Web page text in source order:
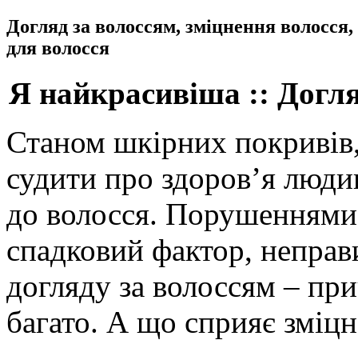
Догляд за волоссям, зміцнення
для волосся
Я найкрасивіша ::
Станом шкірних
судити про здоров’я
до волосся. Порушеннями
спадковий фактор,
догляду за волоссям –
багато. А що сприяє